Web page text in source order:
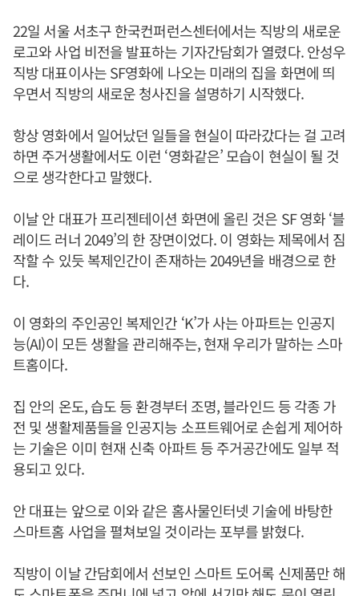
22일 서울 서초구 한국컨퍼런스센터에서는 직방의 새로운
로고와 사업 비전을 발표하는 기자간담회가 열렸다. 안성우
직방 대표이사는 SF영화에 나오는 미래의 집을 화면에 띄
우면서 직방의 새로운 청사진을 설명하기 시작했다.
항상 영화에서 일어났던 일들을 현실이 따라갔다는 걸 고려
하면 주거생활에서도 이런 ‘영화같은’ 모습이 현실이 될 것
으로 생각한다고 말했다.
이날 안 대표가 프리젠테이션 화면에 올린 것은 SF 영화 ‘블
레이드 러너 2049’의 한 장면이었다. 이 영화는 제목에서 짐
작할 수 있듯 복제인간이 존재하는 2049년을 배경으로 한
다.
이 영화의 주인공인 복제인간 ‘K’가 사는 아파트는 인공지
능(AI)이 모든 생활을 관리해주는, 현재 우리가 말하는 스마
트홈이다.
집 안의 온도, 습도 등 환경부터 조명, 블라인드 등 각종 가
전 및 생활제품들을 인공지능 소프트웨어로 손쉽게 제어하
는 기술은 이미 현재 신축 아파트 등 주거공간에도 일부 적
용되고 있다.
안 대표는 앞으로 이와 같은 홈사물인터넷 기술에 바탕한
스마트홈 사업을 펼쳐보일 것이라는 포부를 밝혔다.
직방이 이날 간담회에서 선보인 스마트 도어록 신제품만 해